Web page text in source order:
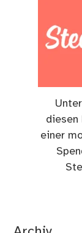
diesen
einer